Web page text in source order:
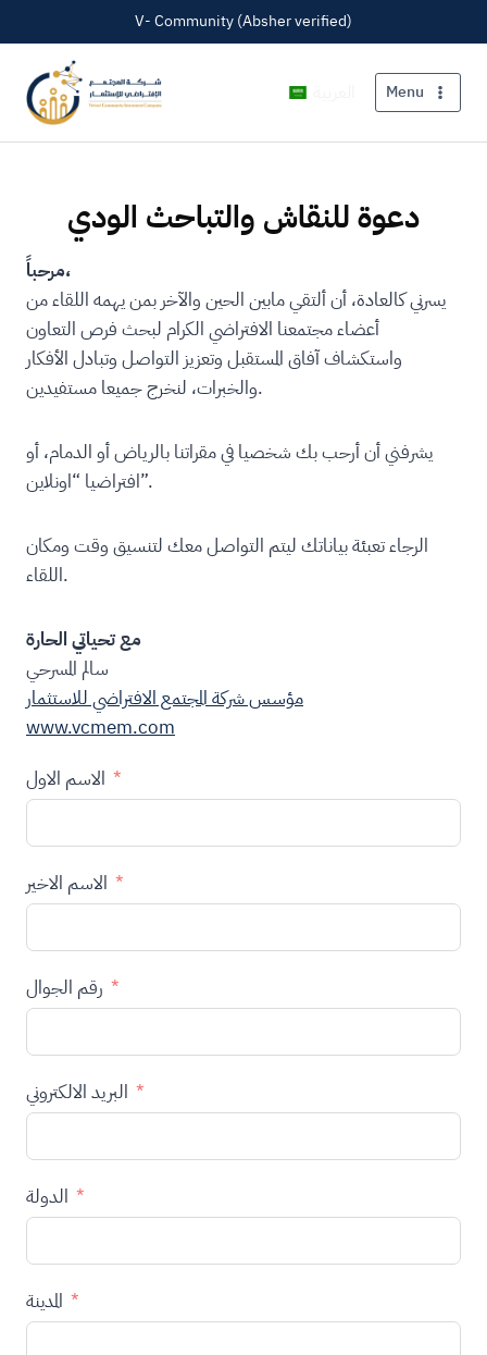
V- Community (Absher verified)
Menu
دعوة للنقاش والتباحث الودي
مرحباً،
يسرني كالعادة، أن ألتقي مابين الحين والآخر بمن يهمه اللقاء من
أعضاء مجتمعنا الافتراضي الكرام لبحث فرص التعاون
واستكشاف آفاق المستقبل وتعزيز التواصل وتبادل الأفكار
والخبرات، لنخرج جميعا مستفيدين.
يشرفني أن أرحب بك شخصيا في مقراتنا بالرياض أو الدمام، أو
افتراضيا “اونلاين”.
الرجاء تعبئة بياناتك ليتم التواصل معك لتنسيق وقت ومكان
اللقاء.
مع تحياتي الحارة
مؤسس شركة المجتمع الافتراضي للاستثمار
www.vcmem.com
الاسم الاول
الاسم الاخير
رقم الجوال
البريد الالكتروني
الدولة
المدينة